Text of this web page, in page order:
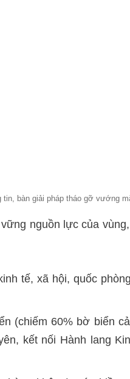
bàn giải pháp tháo gỡ vướng
nguồn lực của
tế, xã hội, quốc
(chiếm 60% bờ biển
kết nối Hành lang